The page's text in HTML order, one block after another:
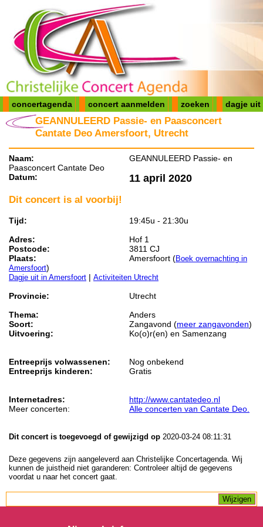
concertagenda concert aanmelden zoeken dagje uit
GEANNULEERD Passie- en Paasconcert
Cantate Deo Amersfoort, Utrecht
Naam:
GEANNULEERD Passie- en
Paasconcert Cantate Deo
Datum:
11 april 2020
Dit concert is al voorbij!
Tijd:
19:45u - 21:30u
Adres:
Hof 1
Postcode:
3811 CJ
Plaats:
Amersfoort (Boek overnachting in
Amersfoort)
Dagje uit in Amersfoort | Activiteiten Utrecht
Provincie:
Utrecht
Thema:
Anders
Soort:
Zangavond (meer zangavonden)
Uitvoering:
Ko(o)r(en) en Samenzang
Entreeprijs volwassenen:
Nog onbekend
Entreeprijs kinderen:
Gratis
Internetadres:
http://www.cantatedeo.nl
Meer concerten:
Alle concerten van Cantate Deo.
Dit concert is toegevoegd of gewijzigd op 2020-03-24 08:11:31
Deze gegevens zijn aangeleverd aan Christelijke Concertagenda. Wij
kunnen de juistheid niet garanderen: Controleer altijd de gegevens
voordat u naar het concert gaat.